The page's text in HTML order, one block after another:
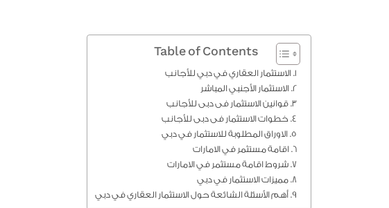
Table of Contents
الاستثمار العقاري في دبي للأجانب
الاستثمار الأجنبي المباشر
قوانين الاستثمار فى دبى للأجانب
خطوات الاستثمار فى دبى للأجانب
الاوراق المطلوبة للاستثمار في دبي
اقامة مستثمر في الامارات
شروط اقامة مستثمر في الامارات
مميزات الاستثمار في دبي
أهم الأسئلة الشائعة حول الاستثمار العقاري في دبي